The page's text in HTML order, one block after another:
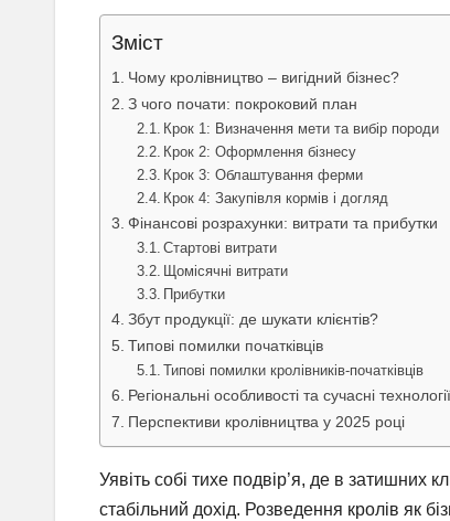
Зміст
Чому кролівництво – вигідний бізнес?
З чого почати: покроковий план
Крок 1: Визначення мети та вибір породи
Крок 2: Оформлення бізнесу
Крок 3: Облаштування ферми
Крок 4: Закупівля кормів і догляд
Фінансові розрахунки: витрати та прибутки
Стартові витрати
Щомісячні витрати
Прибутки
Збут продукції: де шукати клієнтів?
Типові помилки початківців
Типові помилки кролівників-початківців
Регіональні особливості та сучасні технології
Перспективи кролівництва у 2025 році
Уявіть собі тихе подвір’я, де в затишних
стабільний дохід. Розведення кролів як